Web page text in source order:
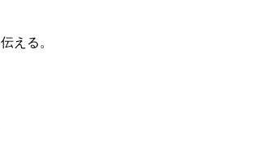
える。